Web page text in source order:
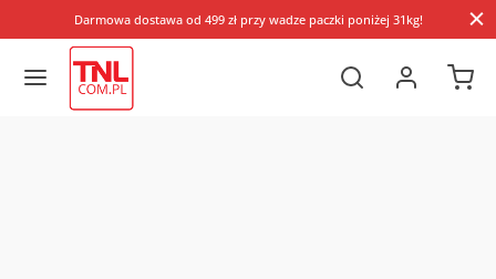
Darmowa dostawa od 499 zł przy wadze paczki poniżej 31kg!